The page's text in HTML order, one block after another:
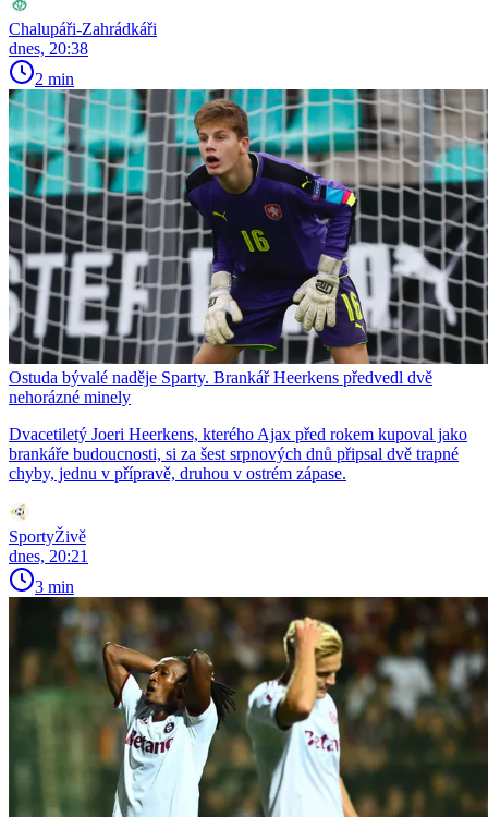
Chalupáři-Zahrádkáři
dnes, 20:38
2 min
Ostuda bývalé naděje Sparty. Brankář Heerkens předvedl dvě
nehorázné minely
Dvacetiletý Joeri Heerkens, kterého Ajax před rokem kupoval jako
brankáře budoucnosti, si za šest srpnových dnů připsal dvě trapné
chyby, jednu v přípravě, druhou v ostrém zápase.
SportyŽivě
dnes, 20:21
3 min